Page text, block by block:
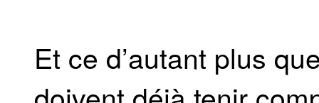
Et ce d’autant plus